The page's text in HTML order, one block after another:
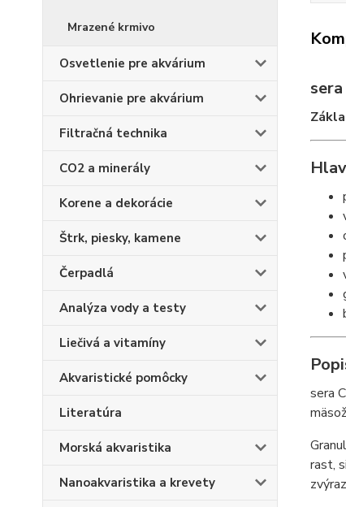
Mrazené krmivo
Osvetlenie pre akvárium
Ohrievanie pre akvárium
Filtračná technika
CO2 a minerály
Korene a dekorácie
Štrk, piesky, kamene
Čerpadlá
Analýza vody a testy
Liečivá a vitamíny
Akvaristické pomôcky
Literatúra
Morská akvaristika
Nanoakvaristika a krevety
sera
rast,